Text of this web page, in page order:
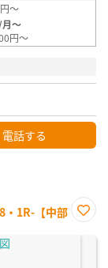
～
～
円～
電話する
・1R-【中部
に入